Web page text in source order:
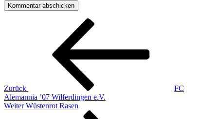
Beitragsnavigation
Zurück
FC
Alemannia ’07 Wilferdingen e.V.
Nächster
Weiter Wüstenrot Rasen